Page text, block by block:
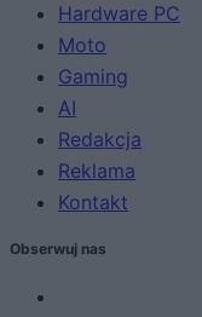
Hardware PC
Moto
Gaming
AI
Redakcja
Reklama
Kontakt
Obserwuj nas